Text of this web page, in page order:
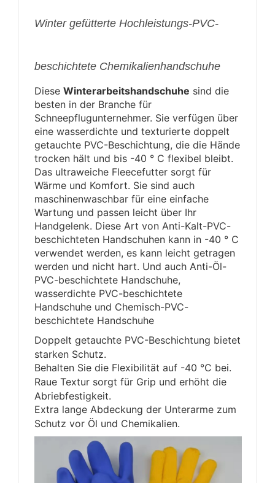
Winter gefütterte Hochleistungs-PVC-
beschichtete Chemikalienhandschuhe
Diese Winterarbeitshandschuhe sind die
besten in der Branche für
Schneepflugunternehmer. Sie verfügen über
eine wasserdichte und texturierte doppelt
getauchte PVC-Beschichtung, die die Hände
trocken hält und bis -40 ° C flexibel bleibt.
Das ultraweiche Fleecefutter sorgt für
Wärme und Komfort. Sie sind auch
maschinenwaschbar für eine einfache
Wartung und passen leicht über Ihr
Handgelenk. Diese Art von Anti-Kalt-PVC-
beschichteten Handschuhen kann in -40 ° C
verwendet werden, es kann leicht getragen
werden und nicht hart. Und auch Anti-Öl-
PVC-beschichtete Handschuhe,
wasserdichte PVC-beschichtete
Handschuhe und Chemisch-PVC-
beschichtete Handschuhe
Doppelt getauchte PVC-Beschichtung bietet
starken Schutz.
Behalten Sie die Flexibilität auf -40 °C bei.
Raue Textur sorgt für Grip und erhöht die
Abriebfestigkeit.
Extra lange Abdeckung der Unterarme zum
Schutz vor Öl und Chemikalien.